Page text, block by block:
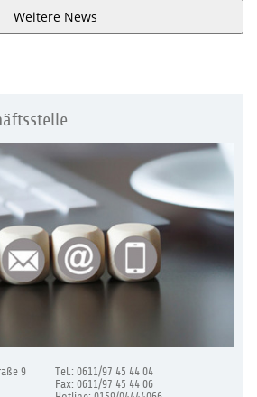
Weitere News
9
Tel.: 0611/97 45 44 04
Fax: 0611/97 45 44 06